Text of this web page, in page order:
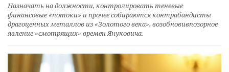
Назначать на должности, контролировать теневые
финансовые «потоки» и прочее собираются контрабандисты
драгоценных металлов из «Золотого века», возобновивпозорное
явление «смотрящих» времен Януковича.